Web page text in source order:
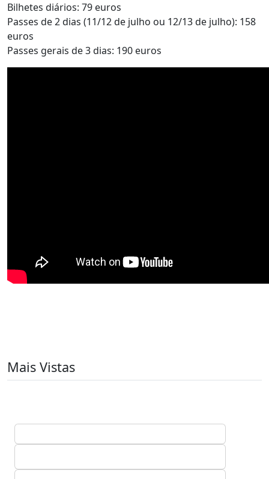
Bilhetes diários: 79 euros
Passes de 2 dias (11/12 de julho ou 12/13 de julho): 158
euros
Passes gerais de 3 dias: 190 euros
Mais Vistas